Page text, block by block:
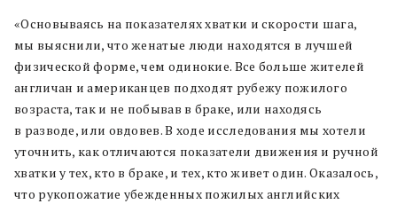
«Основываясь на показателях хватки и скорости шага,
мы выяснили, что женатые люди находятся в лучшей
физической форме, чем одинокие. Все больше жителей
англичан и американцев подходят рубежу пожилого
возраста, так и не побывав в браке, или находясь
в разводе, или овдовев. В ходе исследования мы хотели
уточнить, как отличаются показатели движения и ручной
хватки у тех, кто в браке, и тех, кто живет один. Оказалось,
что рукопожатие убежденных пожилых английских